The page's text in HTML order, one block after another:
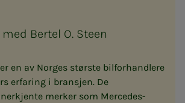
Bertel O. Steen
er en av Norges største bilforhandlere
erfaring i bransjen. De
merker som Mercedes-